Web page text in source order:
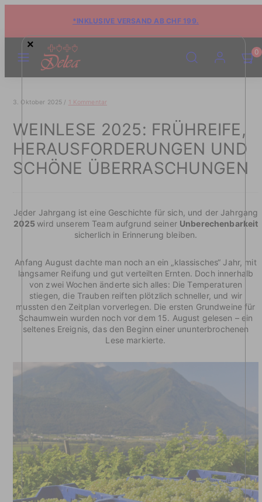
*INKLUSIVE VERSAND AB CHF 199.
MENÜ SUCHE KONTO
(0)
(0)
0
3. Oktober 2025 / 1 Kommentar
WEINLESE 2025: FRÜHREIFE,
HERAUSFORDERUNGEN UND
SCHÖNE ÜBERRASCHUNGEN
Jeder Jahrgang ist eine Geschichte für sich, und der Jahrgang
2025 wird unserem Team aufgrund seiner Unberechenbarkeit
sicherlich in Erinnerung bleiben.
Anfang August dachte man noch an ein „klassisches“ Jahr, mit
langsamer Reifung und gut verteilten Ernten. Doch innerhalb
von zwei Wochen änderte sich alles: Die Temperaturen
stiegen, die Trauben reiften plötzlich schneller, und wir
mussten den Zeitplan vorverlegen. Die ersten Grundweine für
Schaumwein wurden noch vor dem 15. August gelesen – ein
seltenes Ereignis, das den Beginn einer ununterbrochenen
Lese markierte.
×